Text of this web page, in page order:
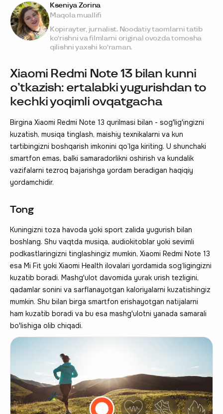
Xiaomi Redmi Note 13 bilan kunni
o’tkazish: ertalabki yugurishdan to
kechki yoqimli ovqatgacha
Birgina Xiaomi Redmi Note 13 qurilmasi bilan - sog'lig'ingizni
kuzatish, musiqa tinglash, maishiy texnikalarni va kun
tartibingizni boshqarish imkonini qo’lga kiriting. U shunchaki
smartfon emas, balki samaradorlikni oshirish va kundalik
vazifalarni tezroq bajarishga yordam beradigan haqiqiy
yordamchidir.
Tong
Kuningizni toza havoda yoki sport zalida yugurish bilan
boshlang. Shu vaqtda musiqa, audiokitoblar yoki sevimli
podkastlaringizni tinglashingiz mumkin, Xiaomi Redmi Note 13
esa Mi Fit yoki Xiaomi Health ilovalari yordamida sog‘ligingizni
kuzatib boradi. Mashg'ulot davomida yurak urish tezligini,
qadamlar sonini va sarflanayotgan kaloriyalarni kuzatishingiz
mumkin. Shu bilan birga smartfon erishayotgan natijalarni
ham kuzatib boradi va bu esa mashg'ulotni yanada samarali
bo'lishiga olib chiqadi.
Kseniya Zorina
Maqola muallifi
Kopirayter, jurnalist. Noodatiy taomlarni tatib
ko‘rishni va filmlarni original ovozda tomosha
qilishni yaxshi ko‘raman.